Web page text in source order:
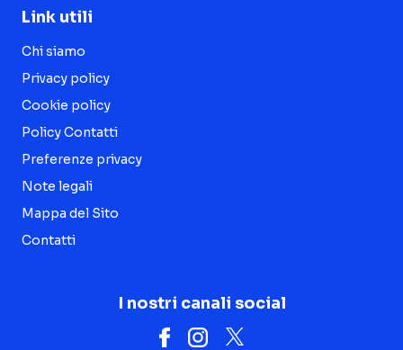
Link utili
Chi siamo
Privacy policy
Cookie policy
Policy Contatti
Preferenze privacy
Note legali
Mappa del Sito
Contatti
I nostri canali social